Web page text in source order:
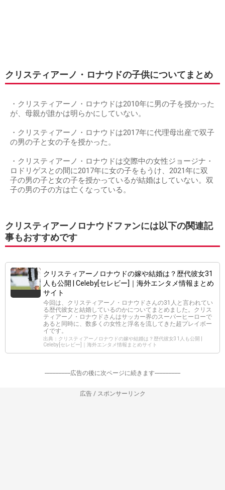
クリスティアーノ・ロナウドの子供についてまとめ
・クリスティアーノ・ロナウドは2010年に男の子を授かった
が、母親が誰かは明らかにしていない。
・クリスティアーノ・ロナウドは2017年に代理母出産で双子
の男の子と女の子を授かった。
・クリスティアーノ・ロナウドは交際中の女性ジョージナ・
ロドリゲスとの間に2017年に女の子をもうけ、2021年に双
子の男の子と女の子を授かっているが結婚はしていない。双
子の男の子の方は亡くなっている。
クリスティアーノロナウドファンには以下の関連記
事もおすすめです
クリスティアーノロナウドの嫁や結婚は？歴代彼女31
人も公開 | Celeby[セレビー]｜海外エンタメ情報まとめ
サイト
今回は、クリスティアーノ・ロナウドさんの31人と言われてい
る歴代彼女と結婚しているのかについてまとめました。クリス
ティアーノ・ロナウドさんはサッカー界のスーパーヒーローで
あると同時に、数多くの女性と浮名を流してきた超プレイボー
イです。
出典：クリスティアーノロナウドの嫁や結婚は？歴代彼女31人も公開 |
Celeby[セレビー]｜海外エンタメ情報まとめサイト
-----------------広告の後に次ページに続きます-----------------
広告 / スポンサーリンク